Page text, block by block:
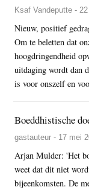
Ksaf Vandeputte -
Nieuw, positief
Om te beletten dat
hoogdringendheid
uitdaging wordt dan
is voor onszelf en
Boeddhistische
gastauteur - 17 mei
Arjan Mulder: 'Het
weet dat dit niet
bijeenkomsten. De